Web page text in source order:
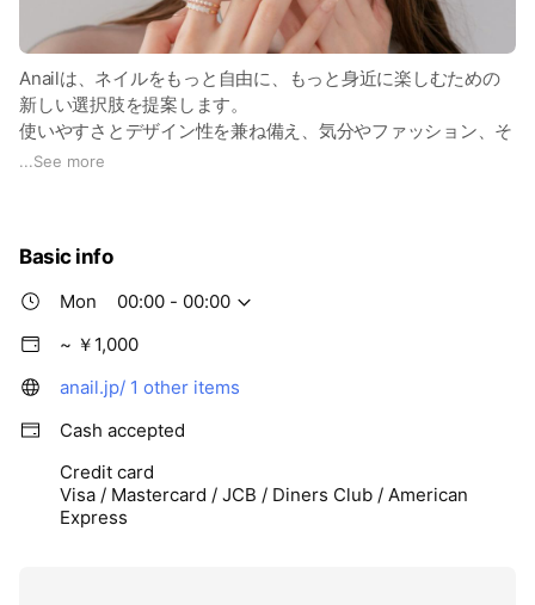
Anailは、ネイルをもっと自由に、もっと身近に楽しむための
新しい選択肢を提案します。
使いやすさとデザイン性を兼ね備え、気分やファッション、そ
の日のシーンに合わせて気軽に指先のおしゃれを楽しめるネイ
...See more
Basic info
Mon
00:00 - 00:00
~ ￥1,000
anail.jp/ 1 other items
Cash accepted
Credit card
Visa / Mastercard / JCB / Diners Club / American
Express